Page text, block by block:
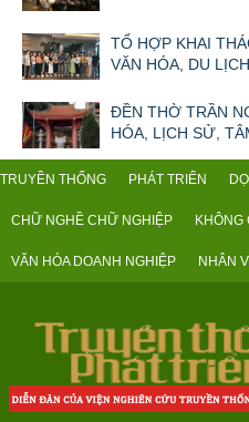
TỔ HỢP KHAI
VĂN HÓA, DU
ĐỀN THỜ TRẦN
HÓA, LỊCH SỬ,
TRUYỀN THỐNG PHÁT TRIỂN
CHỮ NGHỀ CHỮ NGHIỆP KHÔNG
VĂN HÓA DOANH NGHIỆP NHÂN